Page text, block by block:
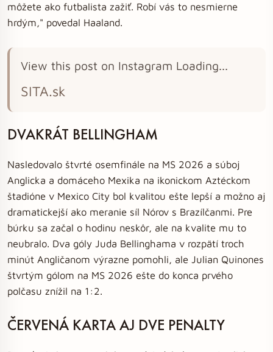
môžete ako futbalista zažiť. Robí vás to nesmierne
hrdým," povedal Haaland.
View this post on Instagram Loading...
SITA.sk
DVAKRÁT BELLINGHAM
Nasledovalo štvrté osemfinále na MS 2026 a súboj
Anglicka a domáceho Mexika na ikonickom Aztéckom
štadióne v Mexico City bol kvalitou ešte lepší a možno aj
dramatickejší ako meranie síl Nórov s Brazílčanmi. Pre
búrku sa začal o hodinu neskôr, ale na kvalite mu to
neubralo. Dva góly Juda Bellinghama v rozpätí troch
minút Angličanom výrazne pomohli, ale Julian Quinones
štvrtým gólom na MS 2026 ešte do konca prvého
polčasu znížil na 1:2.
ČERVENÁ KARTA AJ DVE PENALTY